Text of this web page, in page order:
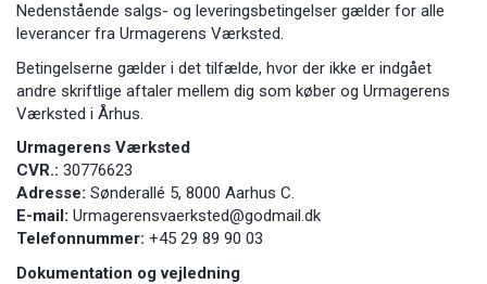
Nedenstående salgs- og leveringsbetingelser gælder for alle
leverancer fra Urmagerens Værksted.
Betingelserne gælder i det tilfælde, hvor der ikke er indgået
andre skriftlige aftaler mellem dig som køber og Urmagerens
Værksted i Århus.
Urmagerens Værksted
CVR.: 30776623
Adresse: Sønderallé 5, 8000 Aarhus C.
E-mail: Urmagerensvaerksted@godmail.dk
Telefonnummer: +45 29 89 90 03
Dokumentation og vejledning